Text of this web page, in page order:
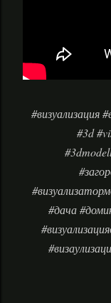
#визуализация
#3d
#дача